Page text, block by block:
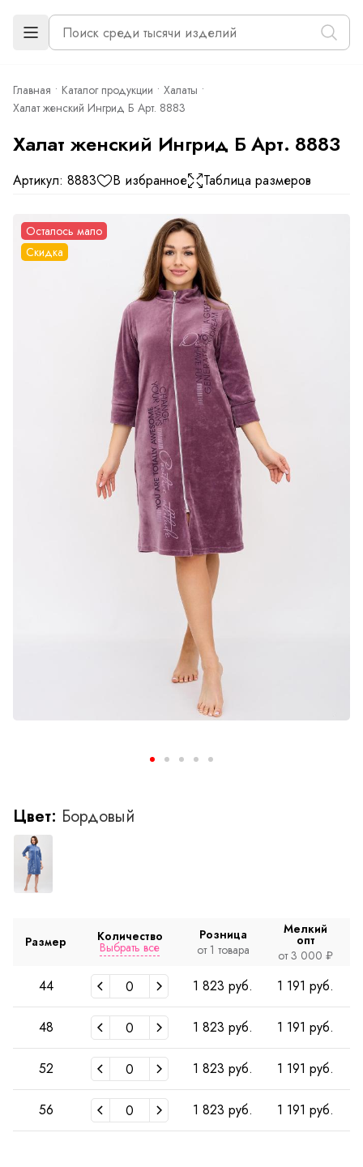
Главная Каталог продукции
Халаты
Халат женский Ингрид Б Арт. 8883
Халат женский Ингрид Б Арт. 8883
Артикул: 8883 В избранное Таблица размеров
Осталось мало
Скидка
Цвет: Бордовый
Размер Количество
Выбрать все
Розница
от 1 товара
Мелкий
опт
от 3 000 ₽
44 1 823 руб. 1 191 руб.
48 1 823 руб. 1 191 руб.
52 1 823 руб. 1 191 руб.
56 1 823 руб. 1 191 руб.